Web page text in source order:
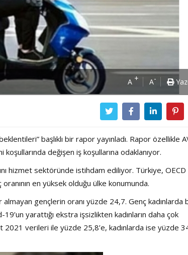
A + A-
başlıklı bir rapor yayınladı. Rapor özellikle
değişen iş koşullarına odaklanıyor.
hizmet sektöründe istihdam ediliyor. Türkiye, OECD
en yüksek olduğu ülke konumunda.
gençlerin oranı yüzde 24,7. Genç kadınlarda
yarattığı ekstra işsizlikten kadınların daha çok
2021 verileri ile yüzde 25,8’e, kadınlarda ise yüzde
Haftanın Pusulası
Power Ballad /